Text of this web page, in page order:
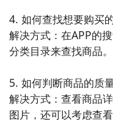
程，有很多特价优惠。
9. 《考拉海购》：考
妆、保健品等，价格
10. 《亚马逊》：亚马
4. 如何查找想要购买
解决方式：在APP的
分类目录来查找商品。
5. 如何判断商品的质
解决方式：查看商品
图片，还可以考虑查